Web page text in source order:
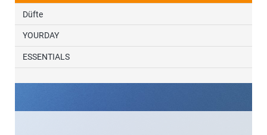
Düfte
YOURDAY
ESSENTIALS